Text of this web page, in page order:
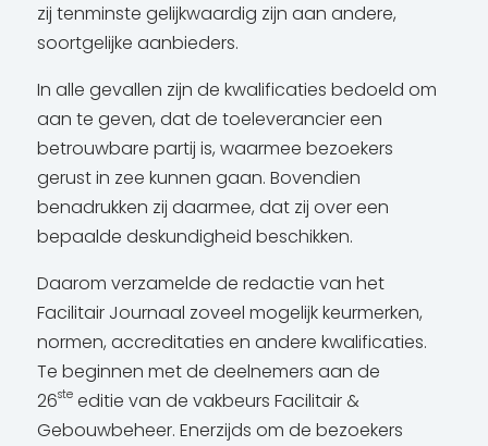
zij tenminste gelijkwaardig zijn aan andere,
soortgelijke aanbieders.
In alle gevallen zijn de kwalificaties bedoeld om
aan te geven, dat de toeleverancier een
betrouwbare partij is, waarmee bezoekers
gerust in zee kunnen gaan. Bovendien
benadrukken zij daarmee, dat zij over een
bepaalde deskundigheid beschikken.
Daarom verzamelde de redactie van het
Facilitair Journaal zoveel mogelijk keurmerken,
normen, accreditaties en andere kwalificaties.
Te beginnen met de deelnemers aan de
26steeditie van de vakbeurs Facilitair &
Gebouwbeheer. Enerzijds om de bezoekers